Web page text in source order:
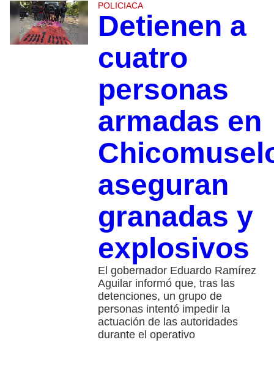
POLICIACA
Detienen a
cuatro
personas
armadas en
aseguran
granadas y
explosivos
El gobernador Eduardo Ramírez
Aguilar informó que, tras las
detenciones, un grupo de
personas intentó impedir la
actuación de las autoridades
durante el operativo